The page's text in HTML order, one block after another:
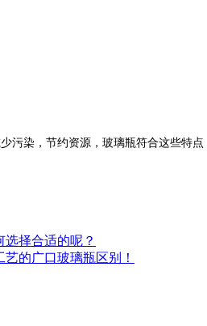
污染，节约资源，玻璃瓶符合这些特点
选择合适的呢？
的广口玻璃瓶区别！